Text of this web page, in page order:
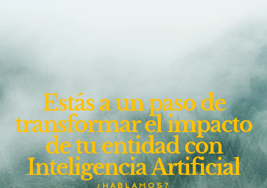
Estás a un paso de
transformar el impacto
de tu entidad con
Inteligencia Artificial
¿HABLAMOS?